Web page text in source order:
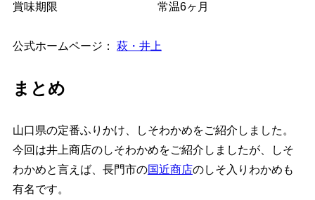
賞味期限
常温6ヶ月
公式ホームページ： 萩・井上
まとめ
山口県の定番ふりかけ、しそわかめをご紹介しました。
今回は井上商店のしそわかめをご紹介しましたが、しそ
わかめと言えば、長門市の国近商店のしそ入りわかめも
有名です。